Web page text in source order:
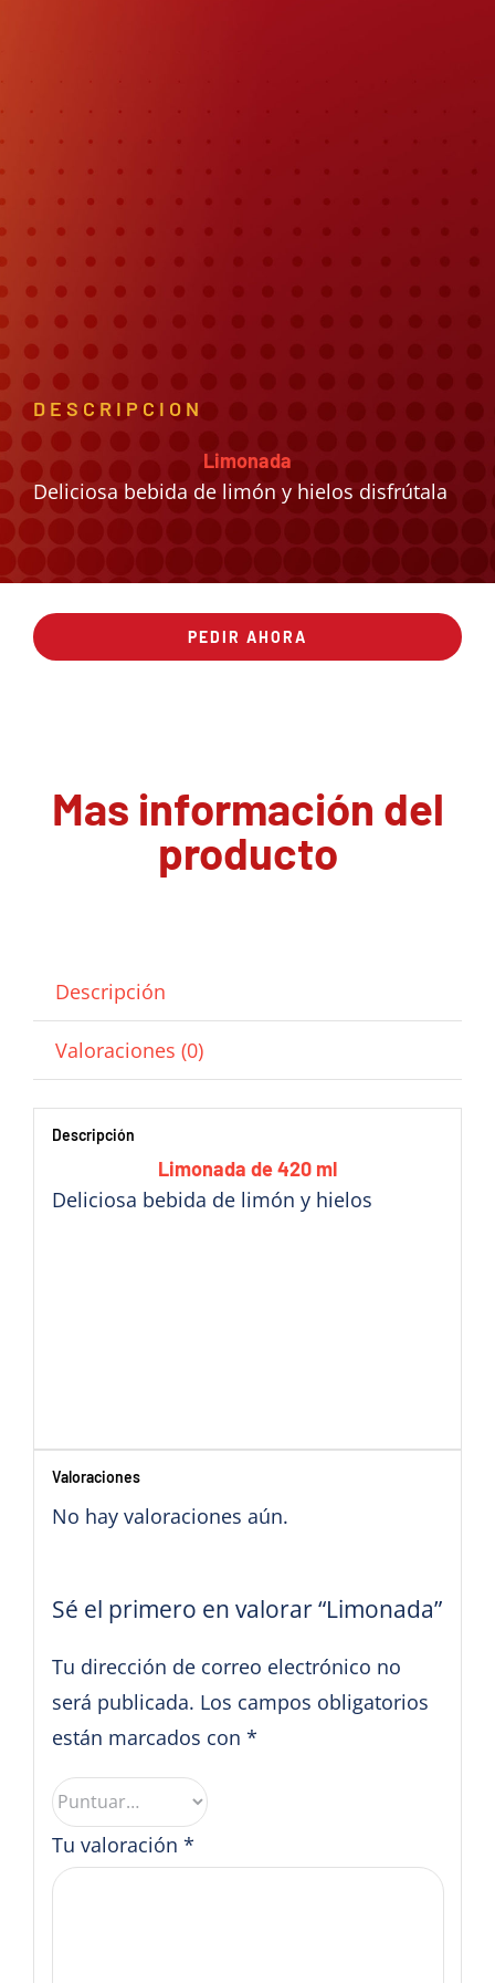
DESCRIPCION
Limonada
Deliciosa bebida de limón y hielos disfrútala
PEDIR AHORA
Mas información del
producto
Descripción
Valoraciones (0)
Descripción
Limonada de 420 ml
Deliciosa bebida de limón y hielos
Valoraciones
No hay valoraciones aún.
Sé el primero en valorar “Limonada”
Tu dirección de correo electrónico no
será publicada. Los campos obligatorios
están marcados con *
Tu valoración *